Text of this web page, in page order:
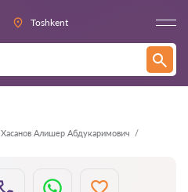
Toshkent
Хасанов Алишер Абдукаримович